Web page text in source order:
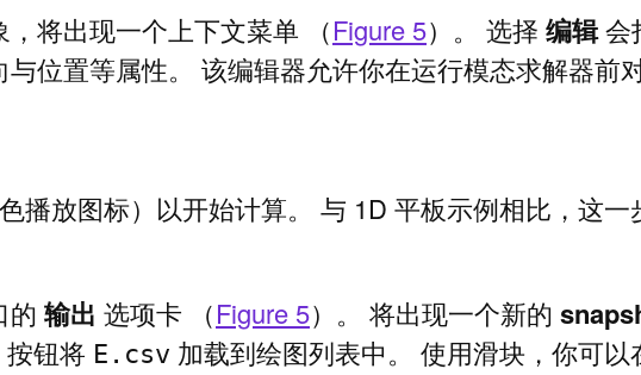
将出现一个上下文菜单 （Figure 5）。 选择 编辑会
位置等属性。 该编辑器允许你在运行模态求解器前
播放图标）以开始计算。 与 1D 平板示例相比，这
的 输出 选项卡 （Figure 5）。 将出现一个新的
钮将 E.csv 加载到绘图列表中。 使用滑块，你可